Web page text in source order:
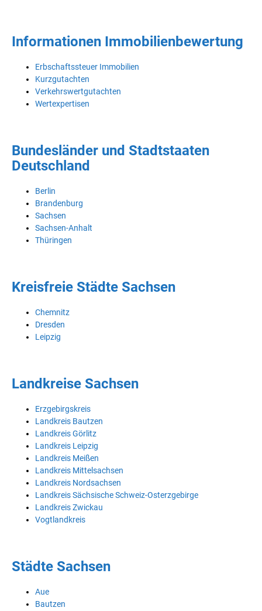
Informationen Immobilienbewertung
Erbschaftssteuer Immobilien
Kurzgutachten
Verkehrswertgutachten
Wertexpertisen
Bundesländer und Stadtstaaten
Deutschland
Berlin
Brandenburg
Sachsen
Sachsen-Anhalt
Thüringen
Kreisfreie Städte Sachsen
Chemnitz
Dresden
Leipzig
Landkreise Sachsen
Erzgebirgskreis
Landkreis Bautzen
Landkreis Görlitz
Landkreis Leipzig
Landkreis Meißen
Landkreis Mittelsachsen
Landkreis Nordsachsen
Landkreis Sächsische Schweiz-Osterzgebirge
Landkreis Zwickau
Vogtlandkreis
Städte Sachsen
Aue
Bautzen